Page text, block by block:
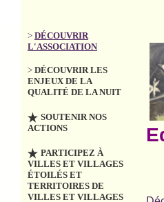
> DÉCOUVRIR
L'ASSOCIATION
> DÉCOUVRIR LES
ENJEUX DE LA
QUALITÉ DE LA NUIT
SOUTENIR NOS
ACTIONS
PARTICIPEZ À
VILLES ET VILLAGES
ÉTOILÉS ET
TERRITOIRES DE
VILLES ET VILLAGES